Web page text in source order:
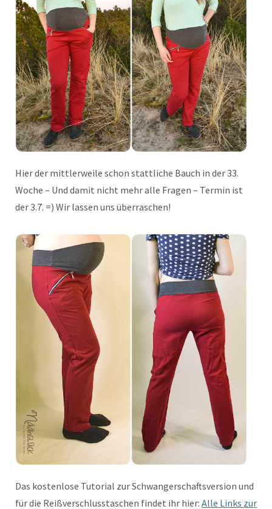
Hier der mittlerweile schon stattliche Bauch in der 33.
Woche – Und damit nicht mehr alle Fragen – Termin ist
der 3.7. =) Wir lassen uns überraschen!
Das kostenlose Tutorial zur Schwangerschaftsversion und
für die Reißverschlusstaschen findet ihr hier: Alle Links zur